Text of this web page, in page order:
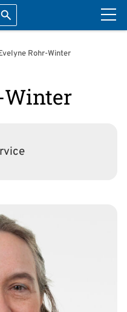
Suche starten
Rohr-Winter
Winter